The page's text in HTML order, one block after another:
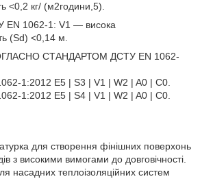
<0,2 кг/ (м2години,5).
EN 1062-1: V1 — висока
(Sd) <0,14 м.
СТАНДАРТОМ ДСТУ EN 1062-
1:2012 E5 | S3 | V1 | W2 | A0 | С0.
1:2012 E5 | S4 | V1 | W2 | A0 | С0.
для створення фінішних поверхонь
з високими вимогами до довговічності.
насадних теплоізоляційних систем